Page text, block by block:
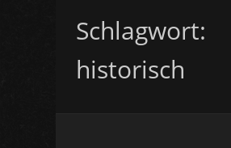
Schlagwort:
historisch